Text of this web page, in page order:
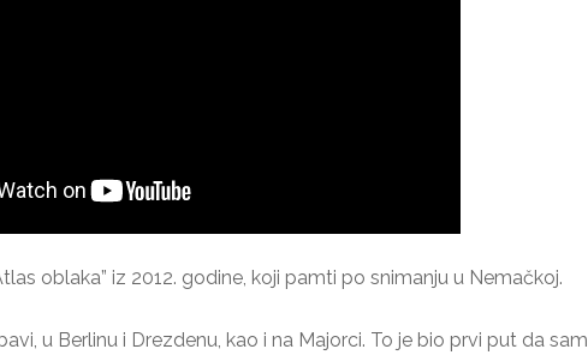
oblaka” iz 2012. godine, koji pamti po snimanju u Nemačkoj.
u Berlinu i Drezdenu, kao i na Majorci. To je bio prvi put da sam